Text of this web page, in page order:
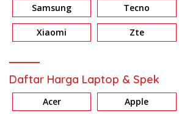
Samsung Tecno
Xiaomi Zte
Daftar Harga Laptop & Spek
Acer Apple